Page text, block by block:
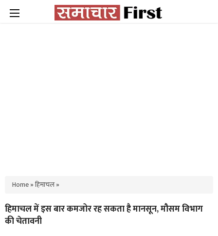
Home»हिमाचल»
हिमाचल में इस बार कमजोर रह सकता है मानसून, मौसम विभाग
की चेतावनी